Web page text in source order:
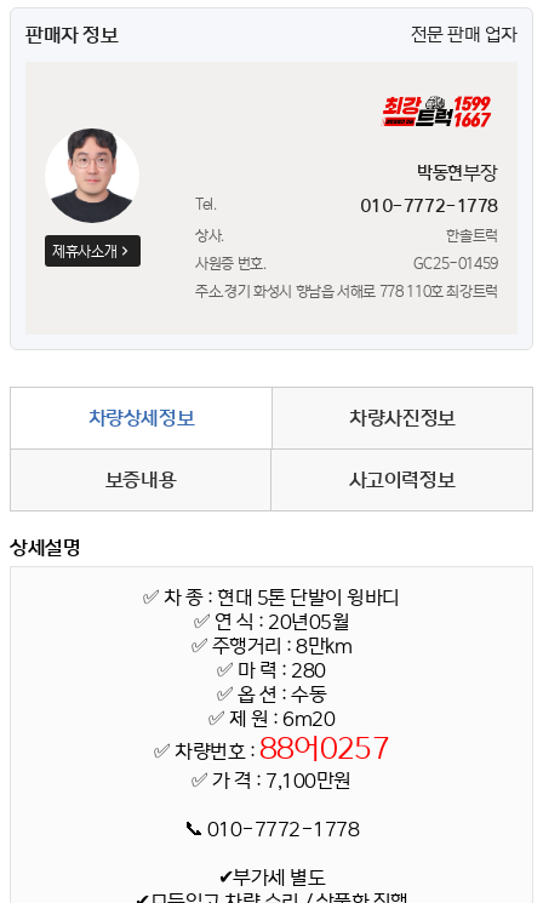
판매자 정보 전문 판매 업자
제휴사소개
박동현부장
Tel. 010-7772-1778
상사.
한솔트럭
사원증 번호.
GC25-01459
주소.경기 화성시 향남읍 서해로 778 110호 최강트럭
차량상세정보 차량사진정보
보증내용 사고이력정보
상세설명
✅ 차 종 : 현대 5톤 단발이 윙바디
✅ 연 식 : 20년05월
✅ 주행거리 : 8만km
✅ 마 력 : 280
✅ 옵 션 : 수동
✅ 제 원 : 6m20
✅ 차량번호 : 88어0257
✅가 격 : 7,100만원
📞 010-7772-1778
✔부가세 별도